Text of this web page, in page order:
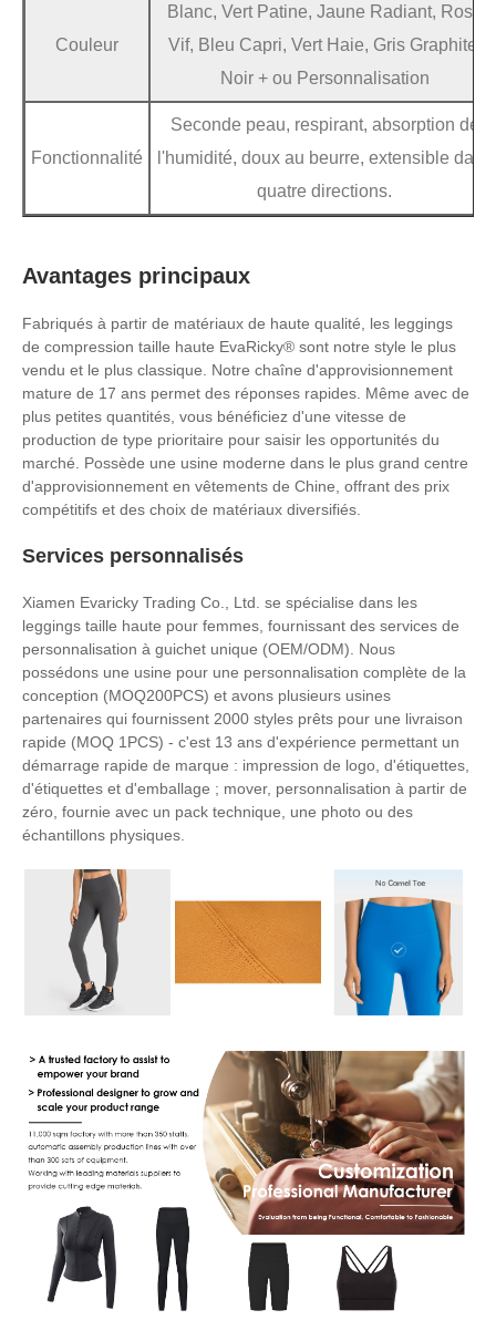
Couleur
Blanc, Vert Patine, Jaune Radiant, Rose
Vif, Bleu Capri, Vert Haie, Gris Graphite,
Noir + ou Personnalisation
Fonctionnalité
Seconde peau, respirant, absorption de
l'humidité, doux au beurre, extensible dans
quatre directions.
Avantages principaux
Fabriqués à partir de matériaux de haute qualité, les leggings
de compression taille haute EvaRicky® sont notre style le plus
vendu et le plus classique. Notre chaîne d'approvisionnement
mature de 17 ans permet des réponses rapides. Même avec de
plus petites quantités, vous bénéficiez d'une vitesse de
production de type prioritaire pour saisir les opportunités du
marché. Possède une usine moderne dans le plus grand centre
d'approvisionnement en vêtements de Chine, offrant des prix
compétitifs et des choix de matériaux diversifiés.
Services personnalisés
Xiamen Evaricky Trading Co., Ltd. se spécialise dans les
leggings taille haute pour femmes, fournissant des services de
personnalisation à guichet unique (OEM/ODM). Nous
possédons une usine pour une personnalisation complète de la
conception (MOQ200PCS) et avons plusieurs usines
partenaires qui fournissent 2000 styles prêts pour une livraison
rapide (MOQ 1PCS) - c'est 13 ans d'expérience permettant un
démarrage rapide de marque : impression de logo, d'étiquettes,
d'étiquettes et d'emballage ; mover, personnalisation à partir de
zéro, fournie avec un pack technique, une photo ou des
échantillons physiques.